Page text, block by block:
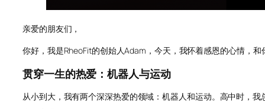
亲爱的朋友们，
你好，我是RheoFit的创始人Adam，今天，我怀着感恩的心情，
贯穿一生的热爱：机器人与运动
从小到大，我有两个深深热爱的领域：机器人和运动。高中时，